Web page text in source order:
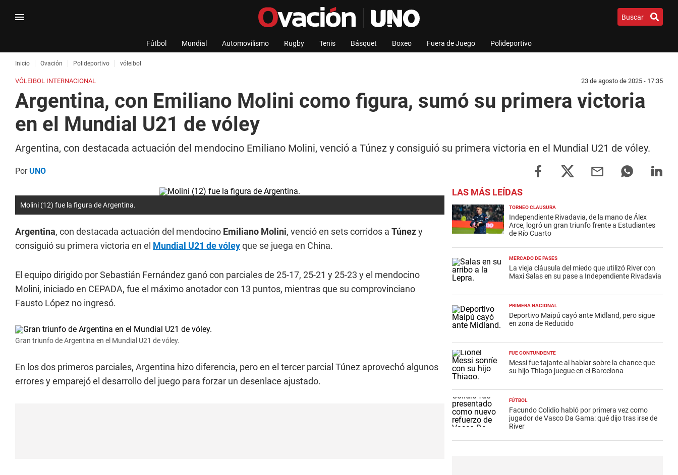
Buscar
Fútbol Mundial Automovilismo Rugby Tenis Básquet Boxeo Fuera de Juego Polideportivo
Inicio Ovación Polideportivo vóleibol
VÓLEIBOL INTERNACIONAL 23 de agosto de 2025 - 17:35
Argentina, con Emiliano Molini como figura, sumó su primera victoria
en el Mundial U21 de vóley
Argentina, con destacada actuación del mendocino Emiliano Molini, venció a Túnez y consiguió su primera victoria en el Mundial U21 de vóley.
PorUNO
Molini (12) fue la figura de Argentina.
Argentina, con destacada actuación del mendocino Emiliano Molini, venció en sets corridos a Túnezy
consiguió su primera victoria en el Mundial U21 de vóleyque se juega en China.
El equipo dirigido por Sebastián Fernández ganó con parciales de 25-17, 25-21 y 25-23 y el mendocino
Molini, iniciado en CEPADA, fue el máximo anotador con 13 puntos, mientras que su comprovinciano
Fausto López no ingresó.
Gran triunfo de Argentina en el Mundial U21 de vóley.
En los dos primeros parciales, Argentina hizo diferencia, pero en el tercer parcial Túnez aprovechó algunos
errores y emparejó el desarrollo del juego para forzar un desenlace ajustado.
LAS MÁS LEÍDAS
TORNEO CLAUSURA
Independiente Rivadavia, de la mano de Álex
Arce, logró un gran triunfo frente a Estudiantes
de Río Cuarto
MERCADO DE PASES
La vieja cláusula del miedo que utilizó River con
Maxi Salas en su pase a Independiente Rivadavia
PRIMERA NACIONAL
Deportivo Maipú cayó ante Midland, pero sigue
en zona de Reducido
FUE CONTUNDENTE
Messi fue tajante al hablar sobre la chance que
su hijo Thiago juegue en el Barcelona
FÚTBOL
Facundo Colidio habló por primera vez como
jugador de Vasco Da Gama: qué dijo tras irse de
River